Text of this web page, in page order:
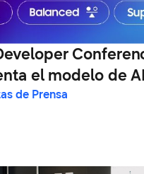
el modelo de AI
de Prensa